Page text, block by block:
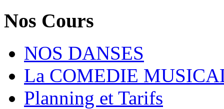
Nos Cours
NOS DANSES
La COMEDIE
Planning et Tarifs